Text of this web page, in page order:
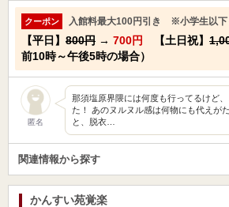
クーポン 入館料最大100円引き ※小学生以下
【平日】 800円 → 700円 【土日祝】
前10時～午後5時の場合）
匿名
那須塩原界隈には何度も行ってるけど
た！ あのヌルヌル感は何物にも代えが
と、脱衣…
関連情報から探す
かんすい苑覚楽